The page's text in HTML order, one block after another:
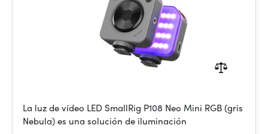
La luz de vídeo LED SmallRig P108 Neo Mini RGB (gris
Nebula) es una solución de iluminación